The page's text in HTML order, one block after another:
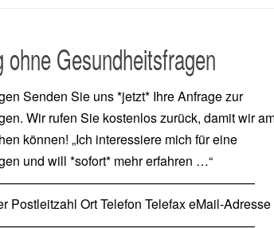
Gesundheitsfragen
Senden Sie uns *jetzt* Ihre Anfrage zur
Wir rufen Sie kostenlos zurück, damit wir
können! „Ich interessiere mich für eine
und will *sofort* mehr erfahren …“
Postleitzahl Ort Telefon Telefax eMail-Adresse